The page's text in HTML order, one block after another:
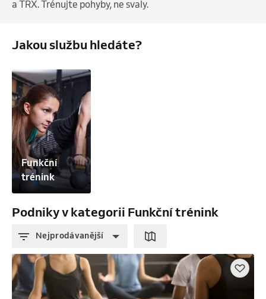
a TRX. Trénujte pohyby, ne svaly.
Jakou službu hledáte?
Funkční
trénink
Podniky v kategorii Funkční trénink
Nejprodávanější